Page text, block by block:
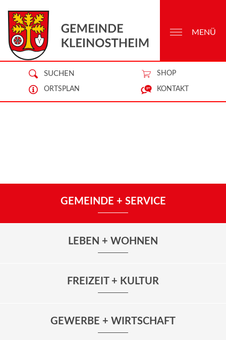
SUCHEN SHOP
ORTSPLAN KONTAKT
MENÜ
GEMEINDE + SERVICE
LEBEN + WOHNEN
FREIZEIT + KULTUR
GEWERBE + WIRTSCHAFT